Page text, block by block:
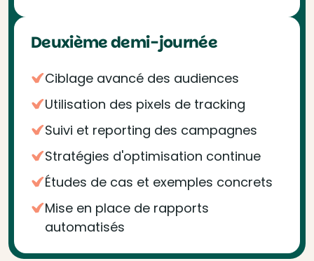
Deuxième demi-journée
Ciblage avancé des audiences
Utilisation des pixels de tracking
Suivi et reporting des campagnes
Stratégies d'optimisation continue
Études de cas et exemples concrets
Mise en place de rapports
automatisés